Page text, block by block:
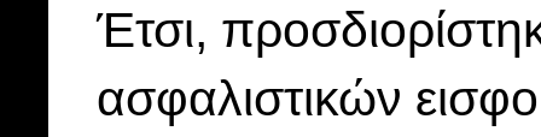
Έτσι,
ασφαλιστικών